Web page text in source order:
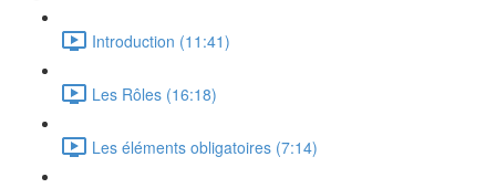
Introduction (11:41)
Les Rôles (16:18)
Les éléments obligatoires (7:14)